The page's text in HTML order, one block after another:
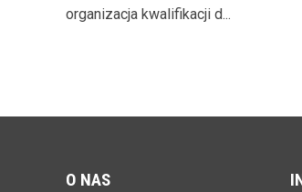
organizacja kwalifikacji d...
O NAS